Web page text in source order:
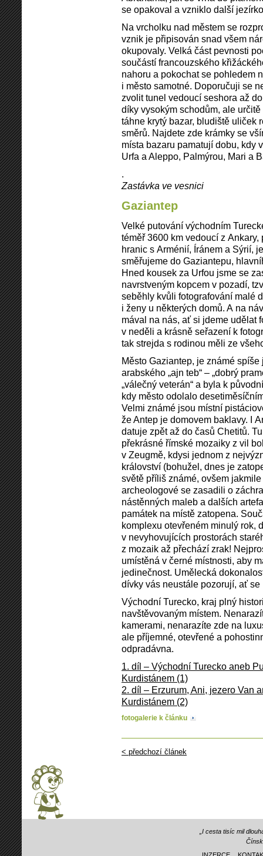
se opakoval a vzniklo další
Na vrcholku nad městem se
vznik je připisován snad všem
okupovaly. Velká část pevnosti
součástí francouzského
nahoru a pokochat se pohledem
i město samotné. Doporučuji se
zvolit tunel vedoucí seshora až
díky vysokým schodům, ale
táhne krytý bazar, bludiště uliček
směrů. Najdete zde krámky se
místa bazaru pamatují dobu, kdy
Urfa a Aleppo, Palmýrou, Mari a
.
Zastávka ve vesnici
Gaziantep
Velké putování východním
téměř 3600 km vedoucí z
hranic s Arménií, Íránem a Sýrií,
směřujeme do Gaziantepu,
Hned kousek za Urfou jsme se
navrstveným kopcem v pozadí,
seběhly kvůli fotografování malé
i ženy u některých domů. A na
mával na nás, ať si jdeme udělat
v neděli a krásně seřazení k
tak strejda s rodinou měli ze
Město Gaziantep, je známé
arabského „ajn teb“ – „dobrý
„válečný veterán“ a byla k
kdy město odolalo
Velmi známé jsou místní
že Antep je domovem baklavy. I
datuje zpět až do časů Chetitů.
překrásné římské mozaiky z vil
v Zeugmě, kdysi jednom z
království (bohužel, dnes je
světě příliš známé, ovšem
archeologové se zasadili o
nástěnných maleb a dalších
památek na místě zatopena.
komplexu otevřeném minulý rok,
v nevyhovujících prostorách
z mozaik až přechází zrak!
umístěná v černé místnosti, aby
jedinečnost. Umělecká
dívky vás neustále pozorují, ať
Východní Turecko, kraj plný
navštěvovaným místem.
kamerami, nenarazíte zde na
ale příjemné, otevřené a
odpradávna.
1. díl – Východní Turecko aneb
Kurdistánem (1)
2. díl – Erzurum, Ani, jezero Van
Kurdistánem (2)
fotogalerie k článku
< předchozí článek
„I cesta tisíc mil